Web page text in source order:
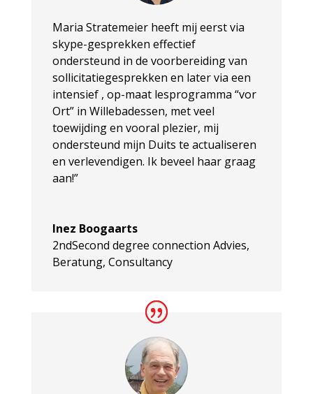
Maria Stratemeier heeft mij eerst via
skype-gesprekken effectief
ondersteund in de voorbereiding van
sollicitatiegesprekken en later via een
intensief , op-maat lesprogramma “vor
Ort” in Willebadessen, met veel
toewijding en vooral plezier, mij
ondersteund mijn Duits te actualiseren
en verlevendigen. Ik beveel haar graag
aan!”
Inez Boogaarts
2ndSecond degree connection Advies,
Beratung, Consultancy